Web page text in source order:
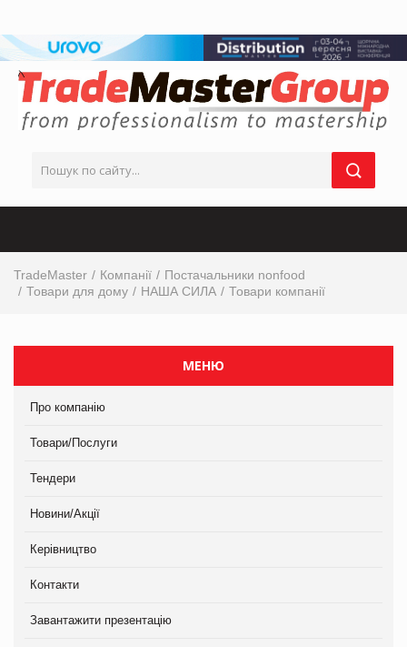
TradeMaster Компанії
Постачальники nonfood
Товари для дому
НАША СИЛА Товари компанії
МЕНЮ
Про компанію
Товари/Послуги
Тендери
Новини/Акції
Керівництво
Контакти
Завантажити презентацію